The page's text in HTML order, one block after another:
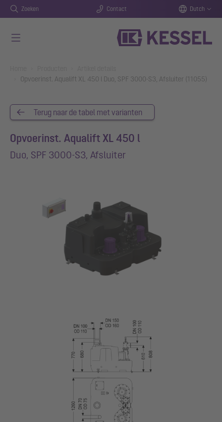
Zoeken Contact Dutch
Opvoerinst. Aqualift XL 450 l Duo, SPF 3000-S3, Afsluiter (11055)
Terug naar de tabel met varianten
Opvoerinst. Aqualift XL 450 l
Duo, SPF 3000-S3, Afsluiter